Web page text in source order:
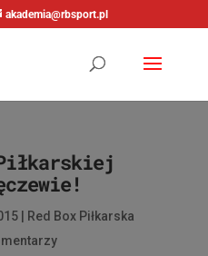
akademia@rbsport.pl
|
Red Box Piłkarska